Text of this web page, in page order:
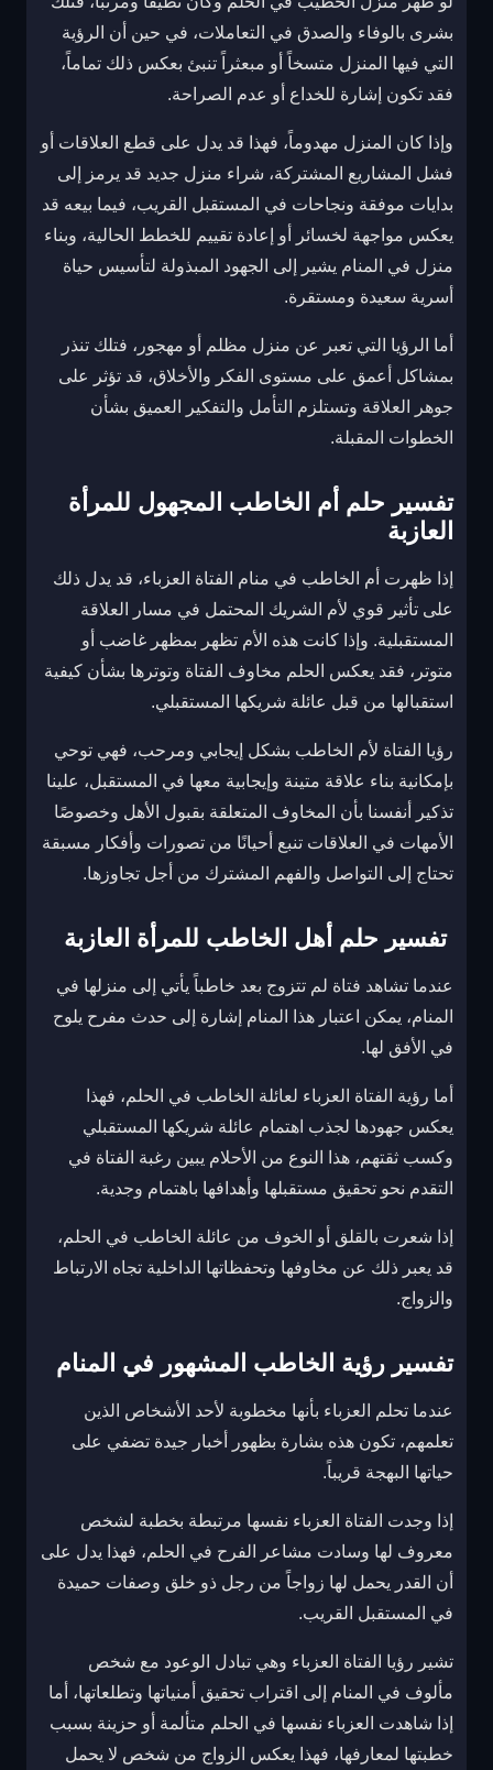
بشرى بالوفاء والصدق في التعاملات، في حين أن الرؤية
التي فيها المنزل متسخاً أو مبعثراً تنبئ بعكس ذلك تماماً،
فقد تكون إشارة للخداع أو عدم الصراحة.
وإذا كان المنزل مهدوماً، فهذا قد يدل على قطع العلاقات أو
فشل المشاريع المشتركة، شراء منزل جديد قد يرمز إلى
بدايات موفقة ونجاحات في المستقبل القريب، فيما بيعه قد
يعكس مواجهة لخسائر أو إعادة تقييم للخطط الحالية، وبناء
منزل في المنام يشير إلى الجهود المبذولة لتأسيس حياة
أسرية سعيدة ومستقرة.
أما الرؤيا التي تعبر عن منزل مظلم أو مهجور، فتلك تنذر
بمشاكل أعمق على مستوى الفكر والأخلاق، قد تؤثر على
جوهر العلاقة وتستلزم التأمل والتفكير العميق بشأن
الخطوات المقبلة.
تفسير حلم أم الخاطب المجهول للمرأة
العازبة
إذا ظهرت أم الخاطب في منام الفتاة العزباء، قد يدل ذلك
على تأثير قوي لأم الشريك المحتمل في مسار العلاقة
المستقبلية. وإذا كانت هذه الأم تظهر بمظهر غاضب أو
متوتر، فقد يعكس الحلم مخاوف الفتاة وتوترها بشأن كيفية
استقبالها من قبل عائلة شريكها المستقبلي.
رؤيا الفتاة لأم الخاطب بشكل إيجابي ومرحب، فهي توحي
بإمكانية بناء علاقة متينة وإيجابية معها في المستقبل، علينا
تذكير أنفسنا بأن المخاوف المتعلقة بقبول الأهل وخصوصًا
الأمهات في العلاقات تنبع أحيانًا من تصورات وأفكار مسبقة
تحتاج إلى التواصل والفهم المشترك من أجل تجاوزها.
تفسير حلم أهل الخاطب للمرأة العازبة
عندما تشاهد فتاة لم تتزوج بعد خاطباً يأتي إلى منزلها في
المنام، يمكن اعتبار هذا المنام إشارة إلى حدث مفرح يلوح
في الأفق لها.
أما رؤية الفتاة العزباء لعائلة الخاطب في الحلم، فهذا
يعكس جهودها لجذب اهتمام عائلة شريكها المستقبلي
وكسب ثقتهم، هذا النوع من الأحلام يبين رغبة الفتاة في
التقدم نحو تحقيق مستقبلها وأهدافها باهتمام وجدية.
إذا شعرت بالقلق أو الخوف من عائلة الخاطب في الحلم،
قد يعبر ذلك عن مخاوفها وتحفظاتها الداخلية تجاه الارتباط
والزواج.
تفسير رؤية الخاطب المشهور في المنام
عندما تحلم العزباء بأنها مخطوبة لأحد الأشخاص الذين
تعلمهم، تكون هذه بشارة بظهور أخبار جيدة تضفي على
حياتها البهجة قريباً.
إذا وجدت الفتاة العزباء نفسها مرتبطة بخطبة لشخص
معروف لها وسادت مشاعر الفرح في الحلم، فهذا يدل على
أن القدر يحمل لها زواجاً من رجل ذو خلق وصفات حميدة
في المستقبل القريب.
تشير رؤيا الفتاة العزباء وهي تبادل الوعود مع شخص
مألوف في المنام إلى اقتراب تحقيق أمنياتها وتطلعاتها، أما
إذا شاهدت العزباء نفسها في الحلم متألمة أو حزينة بسبب
خطبتها لمعارفها، فهذا يعكس الزواج من شخص لا يحمل